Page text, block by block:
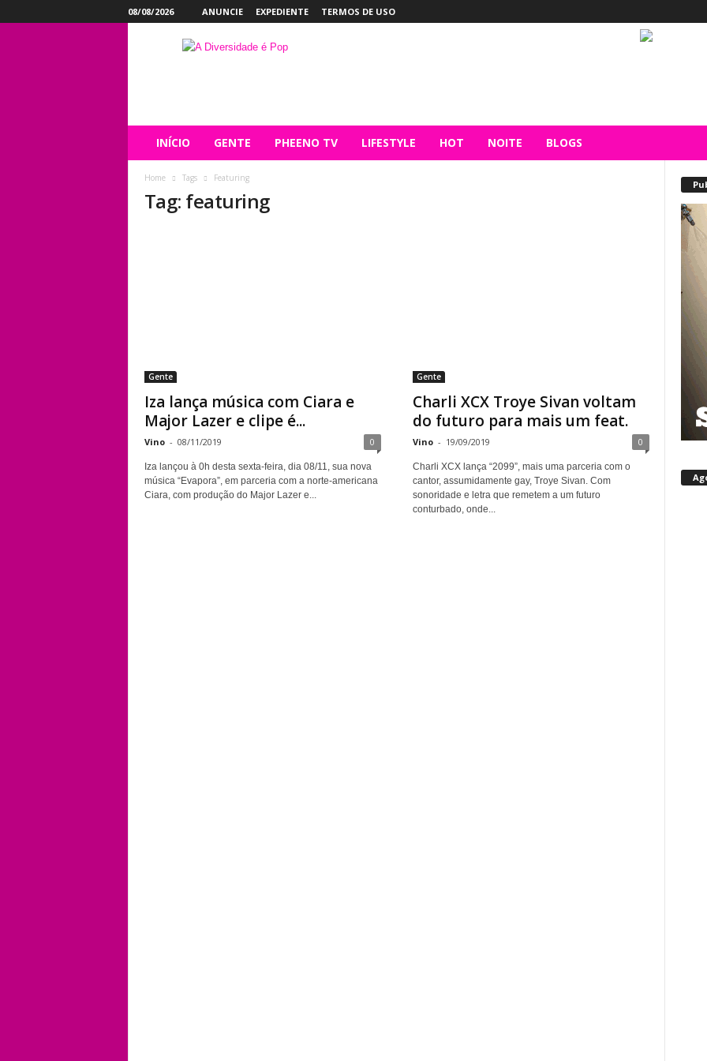
08/08/2026 ANUNCIE EXPEDIENTE TERMOS DE USO
INÍCIO GENTE PHEENO TV LIFESTYLE HOT NOITE BLOGS
Home Tags Featuring
Tag: featuring
Gente
Iza lança música com Ciara e
Major Lazer e clipe é...
Vino - 08/11/2019 0
Iza lançou à 0h desta sexta-feira, dia 08/11, sua nova
música “Evapora”, em parceria com a norte-americana
Ciara, com produção do Major Lazer e...
Gente
Charli XCX Troye Sivan voltam
do futuro para mais um feat.
Vino - 19/09/2019 0
Charli XCX lança “2099”, mais uma parceria com o
cantor, assumidamente gay, Troye Sivan. Com
sonoridade e letra que remetem a um futuro
conturbado, onde...